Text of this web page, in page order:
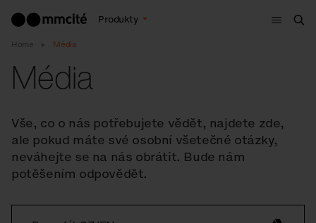
Produkty
Menu
Home Média
Média
Vše, co o nás potřebujete vědět, najdete zde,
ale pokud máte své osobní všetečné otázky,
neváhejte se na nás obrátit. Bude nám
potěšením odpovědět.